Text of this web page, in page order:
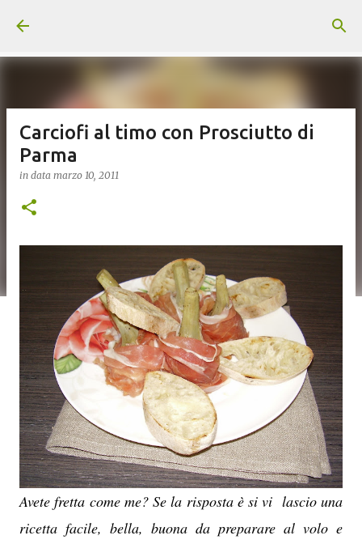
Carciofi al timo con Prosciutto di
Parma
in data marzo 10, 2011
Avete fretta come me? Se la risposta è si vi lascio una
ricetta facile, bella, buona da preparare al volo e